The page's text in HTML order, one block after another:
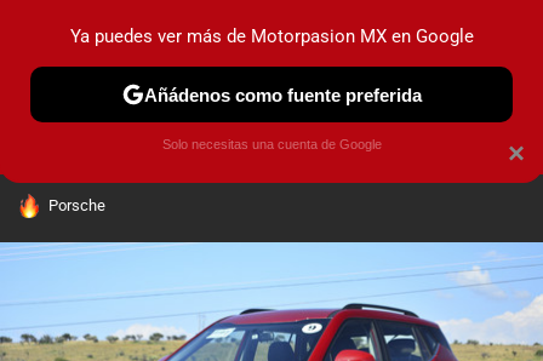
PRUEBAS INDUSTRIA HOY NO CIRCULA
HOY SE HABLA DE
Porsche
×
Ya puedes ver más de Motorpasion MX en Google
Añádenos como fuente preferida
Solo necesitas una cuenta de Google